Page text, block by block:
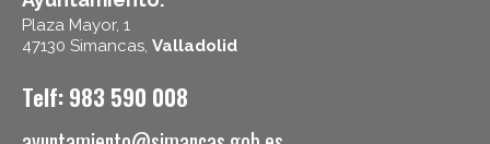
Plaza Mayor, 1
47130 Simancas, Valladolid
Telf: 983 590 008